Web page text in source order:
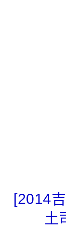
[2014
土